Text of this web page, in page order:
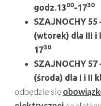
godz.1300-1730
SZAJNOCHY
(wtorek) dla III i
1730
SZAJNOCHY
(środa) dla I i II
odbędzie się